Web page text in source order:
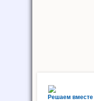
Решаем вместе